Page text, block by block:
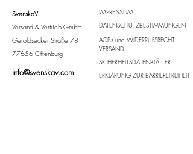
SvenskaV
Versand & Vertrieb GmbH
Geroldsecker Straße 78
77656 Offenburg
IMPRESSUM
DATENSCHUTZBESTIMMUNGEN
AGBs und WIDERRUFSRECHT
VERSAND
SICHERHEITSDATENBLÄTTER
info@svenskav.com ERKLÄRUNG ZUR BARRIEREFREIHEIT